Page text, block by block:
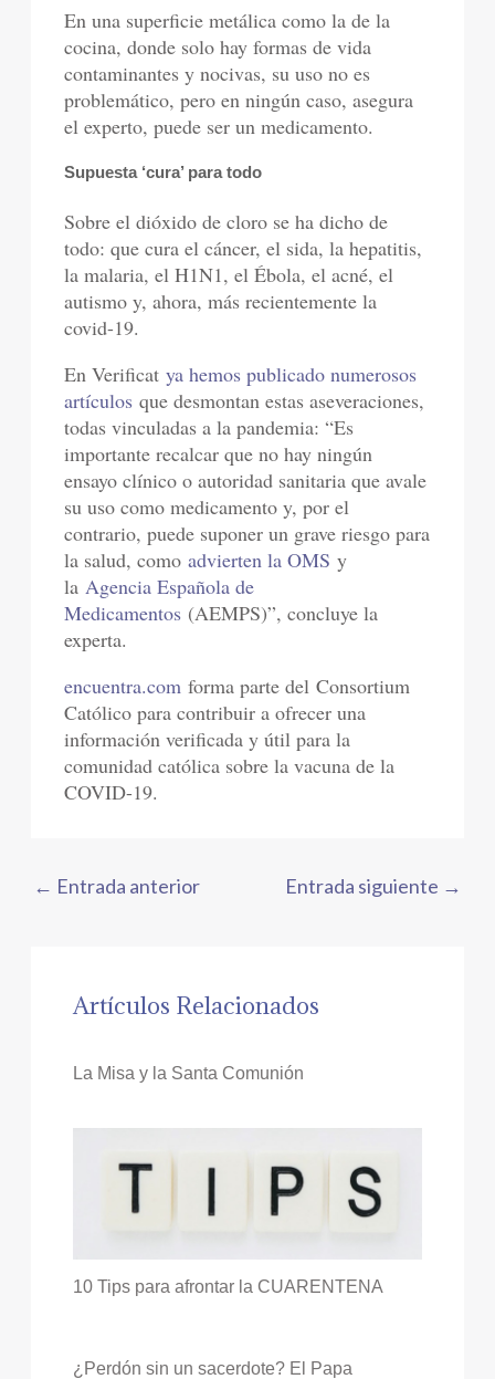
En una superficie metálica como la de la
cocina, donde solo hay formas de vida
contaminantes y nocivas, su uso no es
problemático, pero en ningún caso, asegura
el experto, puede ser un medicamento.
Supuesta ‘cura’ para todo
Sobre el dióxido de cloro se ha dicho de
todo: que cura el cáncer, el sida, la hepatitis,
la malaria, el H1N1, el Ébola, el acné, el
autismo y, ahora, más recientemente la
covid-19.
En Verificatya hemos publicado numerosos
artículos que desmontan estas aseveraciones,
todas vinculadas a la pandemia: “Es
importante recalcar que no hay ningún
ensayo clínico o autoridad sanitaria que avale
su uso como medicamento y, por el
contrario, puede suponer un grave riesgo para
la salud, comoadvierten la OMS y
laAgencia Española de
Medicamentos (AEMPS)”, concluye la
experta.
encuentra.com forma parte del Consortium
Católico para contribuir a ofrecer una
información verificada y útil para la
comunidad católica sobre la vacuna de la
COVID-19.
← Entrada anterior Entrada siguiente →
Artículos Relacionados
La Misa y la Santa Comunión
10 Tips para afrontar la CUARENTENA
¿Perdón sin un sacerdote? El Papa